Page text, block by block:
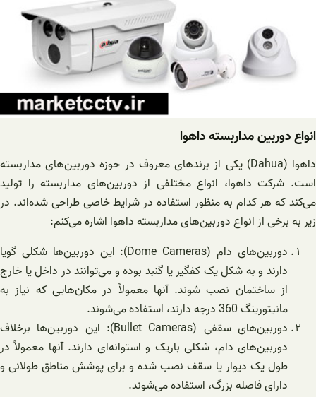
انواع دوربین مداربسته داهوا
داهوا (Dahua) یکی از برندهای معروف در حوزه دوربین‌های مداربسته
است. شرکت داهوا، انواع مختلفی از دوربین‌های مداربسته را تولید
می‌کند که هر کدام به منظور استفاده در شرایط خاصی طراحی شده‌اند. در
زیر به برخی از انواع دوربین‌های مداربسته داهوا اشاره می‌کنم:
دوربین‌های دام (Dome Cameras): این دوربین‌ها شکلی گویا
دارند و به شکل یک کفگیر یا گنبد بوده و می‌توانند در داخل یا خارج
از ساختمان نصب شوند. آنها معمولاً در مکان‌هایی که نیاز به
مانیتورینگ 360 درجه دارند، استفاده می‌شوند.
دوربین‌های سقفی (Bullet Cameras): این دوربین‌ها برخلاف
دوربین‌های دام، شکلی باریک و استوانه‌ای دارند. آنها معمولاً در
طول یک دیوار یا سقف نصب شده و برای پوشش مناطق طولانی و
دارای فاصله بزرگ، استفاده می‌شوند.